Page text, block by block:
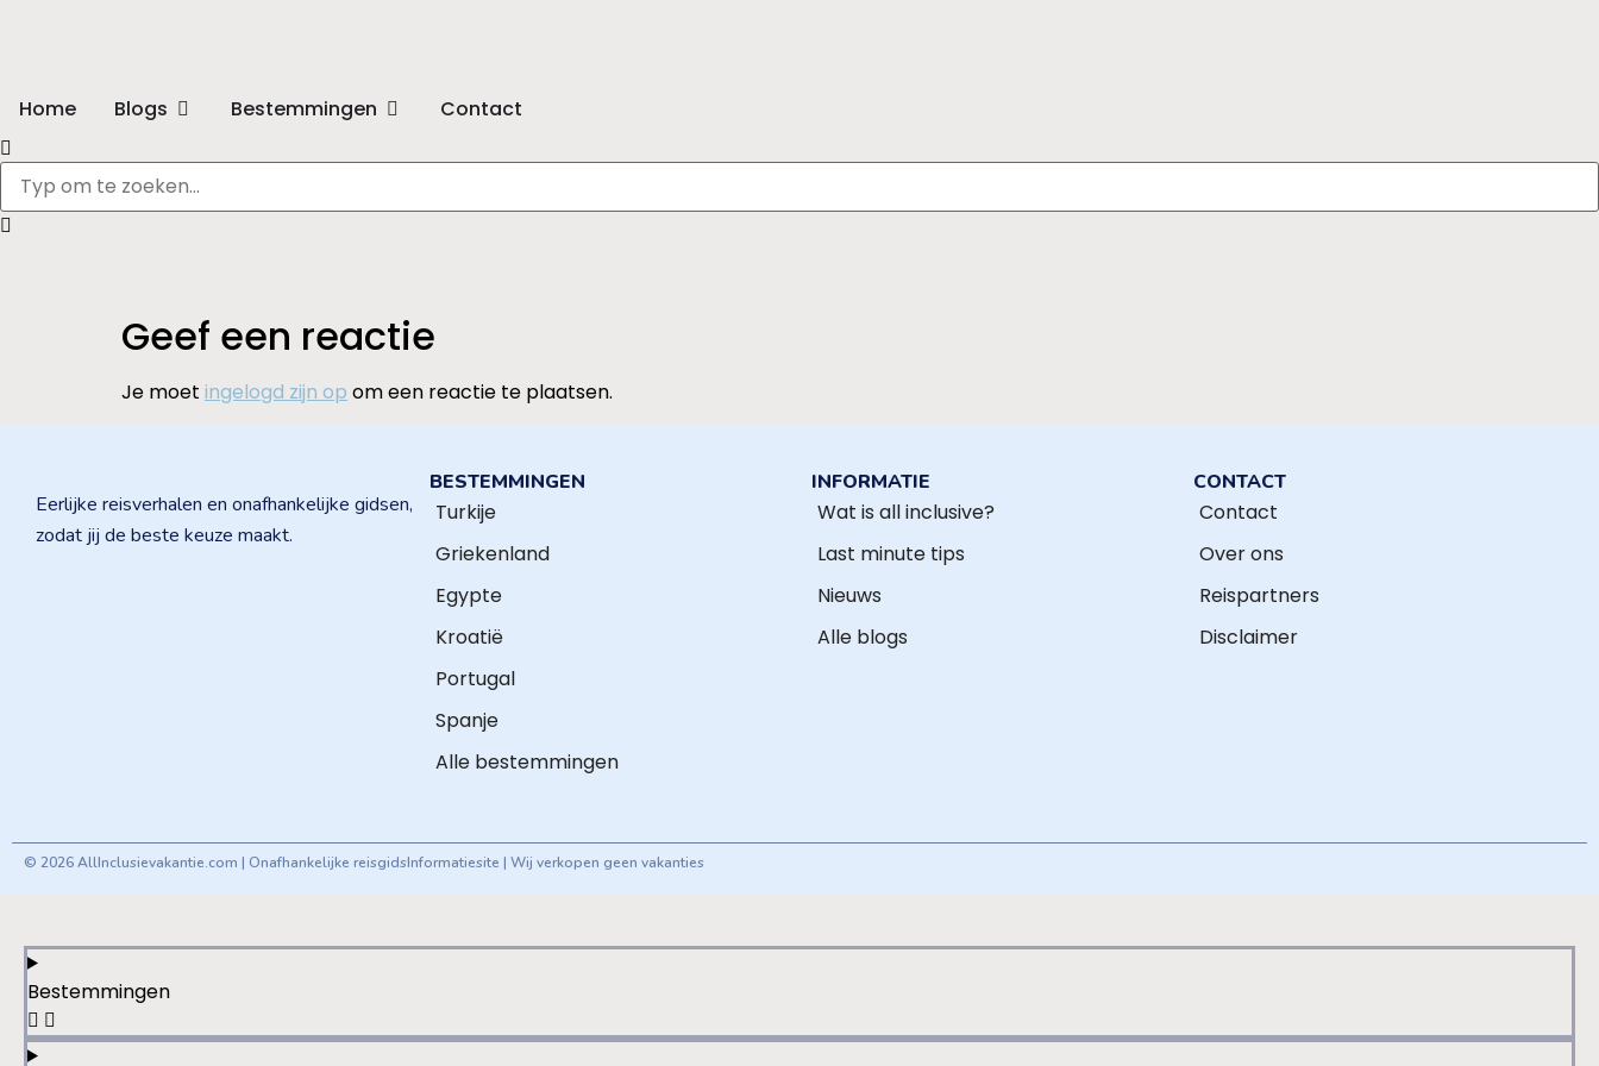
Home Blogs Bestemmingen Contact
Geef een reactie
Je moet ingelogd zijn op om een reactie te plaatsen.
Eerlijke reisverhalen en onafhankelijke gidsen,
zodat jij de beste keuze maakt.
BESTEMMINGEN
Turkije
Griekenland
Egypte
Kroatië
Portugal
Spanje
Alle bestemmingen
INFORMATIE
Wat is all inclusive?
Last minute tips
Nieuws
Alle blogs
CONTACT
Contact
Over ons
Reispartners
Disclaimer
© 2026 AllInclusievakantie.com | Onafhankelijke reisgidsInformatiesite | Wij verkopen geen vakanties
Bestemmingen